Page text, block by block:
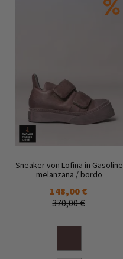
Sneaker von Lofina in Gasoline
melanzana / bordo
148,00 €
370,00 €